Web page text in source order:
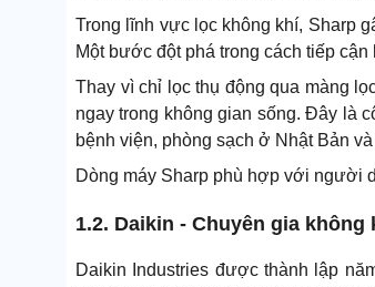
Trong lĩnh vực lọc không khí, Sharp
Một bước đột phá trong cách tiếp
Thay vì chỉ lọc thụ động qua màng
ngay trong không gian sống. Đây là
bệnh viện, phòng sạch ở Nhật Bản
Dòng máy Sharp phù hợp với người
1.2. Daikin - Chuyên gia không
Daikin Industries được thành lập